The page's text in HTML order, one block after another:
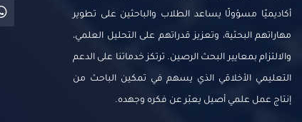
أكاديميًا مسؤولًا يساعد الطلاب والباحثين على تطوير
مهاراتهم البحثية، وتعزيز قدراتهم على التحليل العلمي،
والالتزام بمعايير البحث الرصين. ترتكز خدماتنا على الدعم
التعليمي الأخلاقي الذي يسهم في تمكين الباحث من
إنتاج عمل علمي أصيل يعبّر عن فكره وجهده.